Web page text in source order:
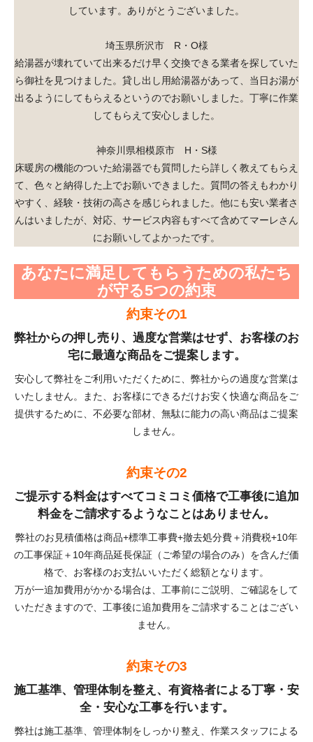
しています。ありがとうございました。
埼玉県所沢市 R・O様
給湯器が壊れていて出来るだけ早く交換できる業者を探していた
ら御社を見つけました。貸し出し用給湯器があって、当日お湯が
出るようにしてもらえるというのでお願いしました。丁寧に作業
してもらえて安心しました。
神奈川県相模原市 H・S様
床暖房の機能のついた給湯器でも質問したら詳しく教えてもらえ
て、色々と納得した上でお願いできました。質問の答えもわかり
やすく、経験・技術の高さを感じられました。他にも安い業者さ
んはいましたが、対応、サービス内容もすべて含めてマーレさん
にお願いしてよかったです。
あなたに満足してもらうための私たち
が守る5つの約束
約束その1
弊社からの押し売り、過度な営業はせず、お客様のお
宅に最適な商品をご提案します。
安心して弊社をご利用いただくために、弊社からの過度な営業は
いたしません。また、お客様にできるだけお安く快適な商品をご
提供するために、不必要な部材、無駄に能力の高い商品はご提案
しません。
約束その2
ご提示する料金はすべてコミコミ価格で工事後に追加
料金をご請求するようなことはありません。
弊社のお見積価格は商品+標準工事費+撤去処分費＋消費税+10年
の工事保証＋10年商品延長保証（ご希望の場合のみ）を含んだ価
格で、お客様のお支払いいただく総額となります。
万が一追加費用がかかる場合は、工事前にご説明、ご確認をして
いただきますので、工事後に追加費用をご請求することはござい
ません。
約束その3
施工基準、管理体制を整え、有資格者による丁寧・安
全・安心な工事を行います。
弊社は施工基準、管理体制をしっかり整え、作業スタッフによる